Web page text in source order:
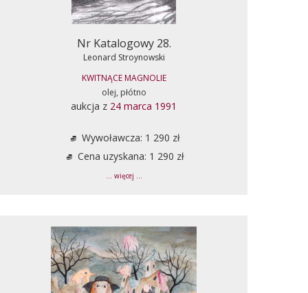
Nr Katalogowy 28.
Leonard Stroynowski
KWITNĄCE MAGNOLIE
olej, płótno
aukcja z 24 marca 1991
Wywoławcza: 1 290 zł
Cena uzyskana: 1 290 zł
... więcej ...